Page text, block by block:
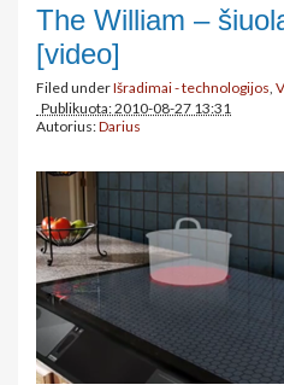
The William –
[video]
Filed underIšradimai - technologijos,
Publikuota: 2010-08-27 13:31
Autorius:Darius